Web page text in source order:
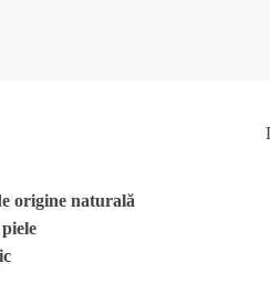
origine naturală